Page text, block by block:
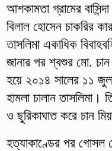
আশকামতা গ্রামের
বিলাল হোসেন চাকরির
তাসলিমা একাধিক
জানার পর শ্বশুর মো.
হয়ে ২০১৪ সালের ১১
হামলা চালান তাসলিমা।
ও ছুরিকাঘাত করে চান
হত্যাকাণ্ডের পর গোসল